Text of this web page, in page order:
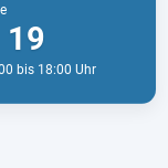
19
bis 18:00 Uhr